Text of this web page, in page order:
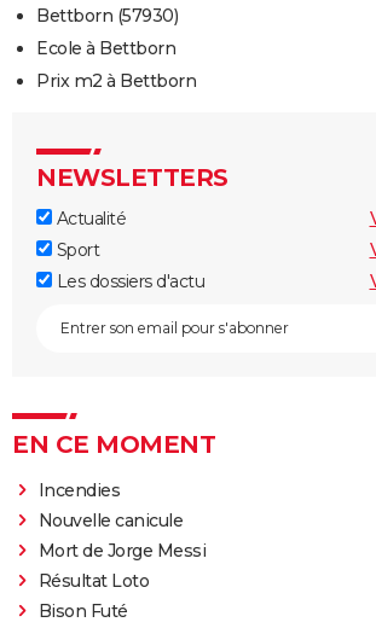
Bettborn (57930)
Ecole à Bettborn
Prix m2 à Bettborn
NEWSLETTERS
Actualité
Sport
Les dossiers d'actu
EN CE MOMENT
Incendies
Nouvelle canicule
Mort de Jorge Messi
Résultat Loto
Bison Futé